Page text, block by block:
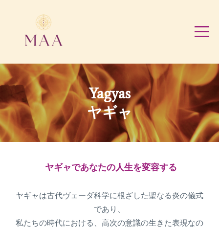
Yagyas
ヤギャ
ヤギャであなたの人生を変容する
ヤギャは古代ヴェーダ科学に根ざした聖なる炎の儀式
であり、
私たちの時代における、高次の意識の生きた表現なの